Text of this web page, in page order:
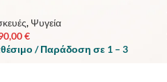
, Ψυγεία
€
/ Παράδοση σε 1 – 3